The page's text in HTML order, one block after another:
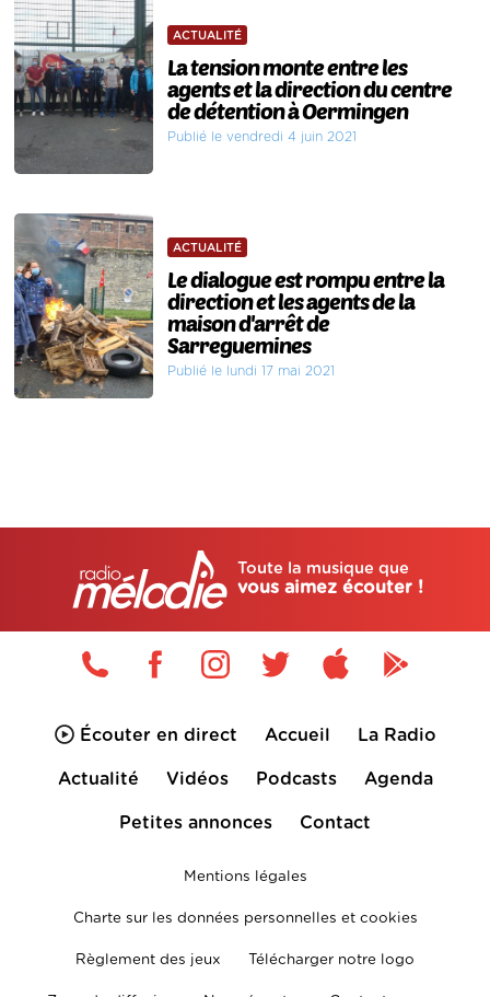
ACTUALITÉ
La tension monte entre les
agents et la direction du centre
de détention à Oermingen
Publié le vendredi 4 juin 2021
ACTUALITÉ
Le dialogue est rompu entre la
direction et les agents de la
maison d'arrêt de
Sarreguemines
Publié le lundi 17 mai 2021
Toute la musique que
vous aimez écouter !
Écouter en direct Accueil La Radio
Actualité Vidéos Podcasts Agenda
Petites annonces Contact
Mentions légales
Charte sur les données personnelles et cookies
Règlement des jeux Télécharger notre logo